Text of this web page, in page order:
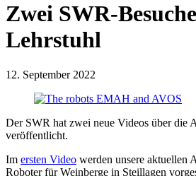
Zwei SWR-
Lehrstuhl
12. September 2022
Der SWR hat zwei neue Videos über die
veröffentlicht.
Im ersten Video werden unsere aktuellen
Roboter für Weinberge in Steillagen